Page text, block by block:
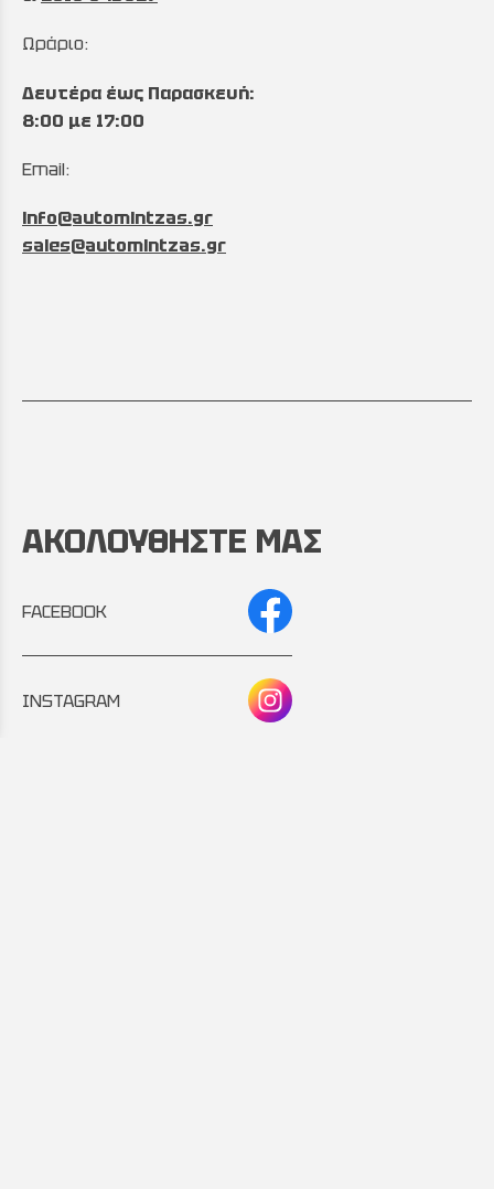
Ωράριο:
Δευτέρα έως Παρασκευή:
8:00 με 17:00
Email:
info@automintzas.gr
sales@automintzas.gr
ΑΚΟΛΟΥΘΗΣΤΕ ΜΑΣ
FACEBOOK
INSTAGRAM